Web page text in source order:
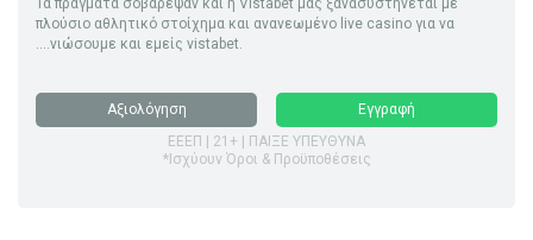
πλούσιο αθλητικό στοίχημα και ανανεωμένο live casino για να
....νιώσουμε και εμείς vistabet.
Αξιολόγηση
Εγγραφή
ΕΕΕΠ | 21+ | ΠΑΙΞΕ ΥΠΕΥΘΥΝΑ
*Ισχύουν Όροι & Προϋποθέσεις